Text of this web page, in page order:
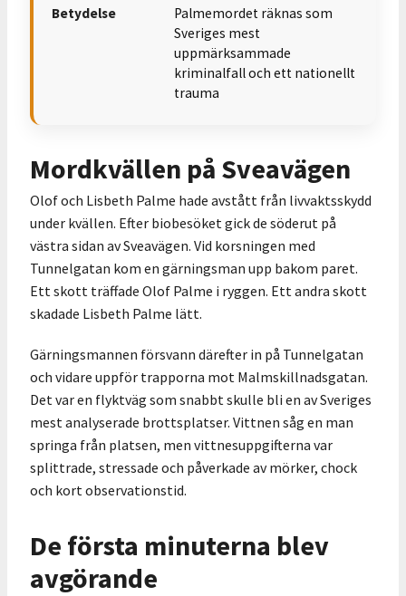
Betydelse
Palmemordet räknas som
Sveriges mest
uppmärksammade
kriminalfall och ett nationellt
trauma
Mordkvällen på Sveavägen
Olof och Lisbeth Palme hade avstått från livvaktsskydd
under kvällen. Efter biobesöket gick de söderut på
västra sidan av Sveavägen. Vid korsningen med
Tunnelgatan kom en gärningsman upp bakom paret.
Ett skott träffade Olof Palme i ryggen. Ett andra skott
skadade Lisbeth Palme lätt.
Gärningsmannen försvann därefter in på Tunnelgatan
och vidare uppför trapporna mot Malmskillnadsgatan.
Det var en flyktväg som snabbt skulle bli en av Sveriges
mest analyserade brottsplatser. Vittnen såg en man
springa från platsen, men vittnesuppgifterna var
splittrade, stressade och påverkade av mörker, chock
och kort observationstid.
De första minuterna blev
avgörande